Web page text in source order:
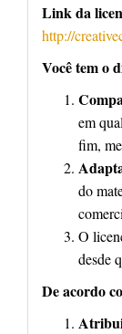
Link da
http://
Você tem o
em
fim,
do
O
desde
De acordo